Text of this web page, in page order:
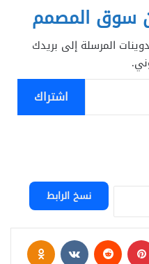
سوق المصمم
المرسلة إلى بريدك
اشتراك
نسخ الرابط
بينتيريست